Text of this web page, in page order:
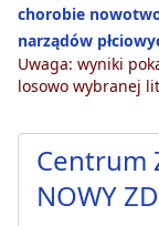
chorobie
narządów
Uwaga: wyniki
losowo wybranej
Centrum
NOWY